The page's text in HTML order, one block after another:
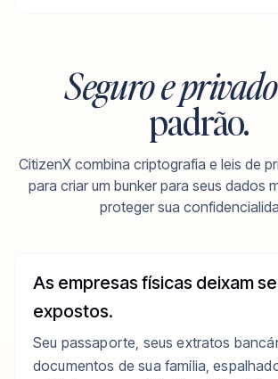
Seguro e privado
padrão.
CitizenX combina criptografia e leis de
para criar um bunker para seus dados
proteger sua
As empresas físicas deixam
expostos.
Seu passaporte, seus extratos
documentos de sua família,